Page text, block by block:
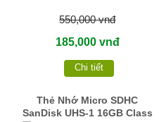
550,000 vnđ
185,000 vnđ
Chi tiết
Thẻ Nhớ Micro SDHC
SanDisk UHS-1 16GB Class